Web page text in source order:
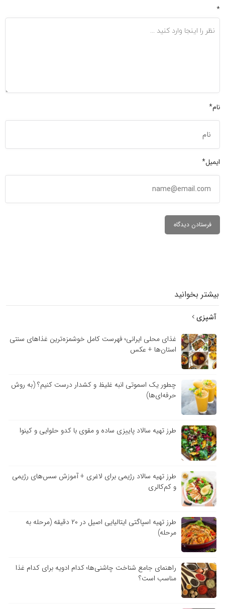
*
نام*
ایمیل*
بیشتر بخوانید
آشپزی
غذای محلی ایرانی؛ فهرست کامل خوشمزه‌ترین غذاهای سنتی
استان‌ها + عکس
چطور یک اسموتی انبه غلیظ و کشدار درست کنیم؟ (به روش
حرفه‌ای‌ها)
طرز تهیه سالاد پاییزی ساده و مقوی با کدو حلوایی و کینوا
طرز تهیه سالاد رژیمی برای لاغری + آموزش سس‌های رژیمی
و کم‌کالری
طرز تهیه اسپاگتی ایتالیایی اصیل در ۲۰ دقیقه (مرحله به
مرحله)
راهنمای جامع شناخت چاشنی‌ها؛ کدام ادویه برای کدام غذا
مناسب است؟